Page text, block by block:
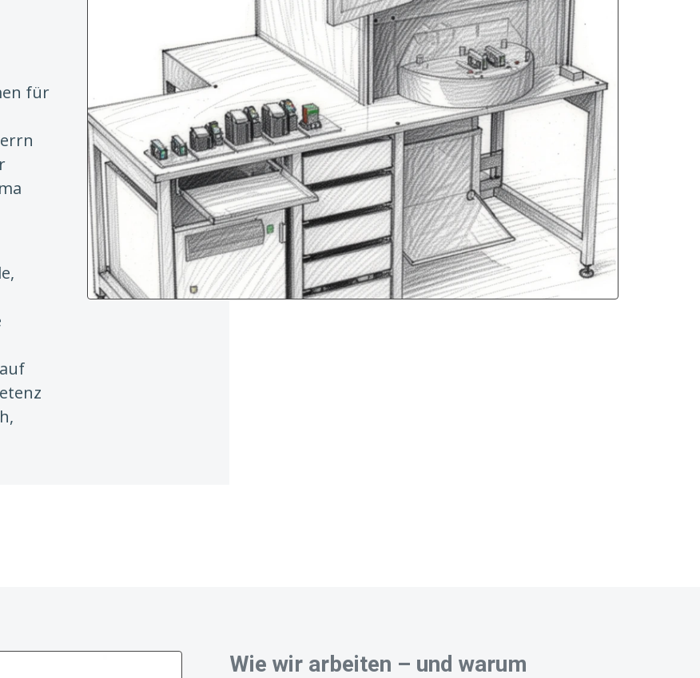
für
Wie wir arbeiten – und warum